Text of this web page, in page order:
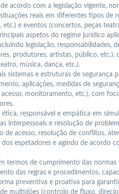
acordo com a legislação vigente,
reais em diferentes tipos de
etc.) e eventos (concertos, peças
aspetos do regime jurídico
legislação, responsabilidades,
produtores, artistas, público, etc.),
música, dança, etc.).
sistemas e estruturas de segurança
aplicações, medidas de
monitoramento, etc.), com
responsável e empática em
interpessoais e resolução de
de acesso, resolução de conflitos,
espetadores e agindo de acordo
termos de cumprimento das normas
das regras e procedimentos,
preventiva e proativa para
multidões (controlo de fluxo,